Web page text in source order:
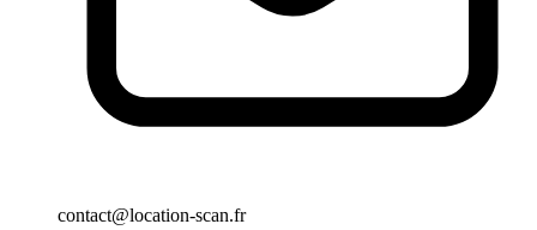
contact@location-scan.fr